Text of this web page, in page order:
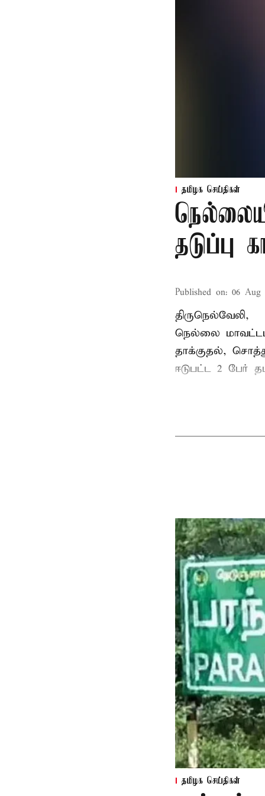
தமிழக செய்திகள்
தடுப்பு
Published on: 06 Aug
திருநெல்வேலி,
நெல்லை
தாக்குதல்,
ஈடுபட்ட 2 பேர்
தமிழக செய்திகள்